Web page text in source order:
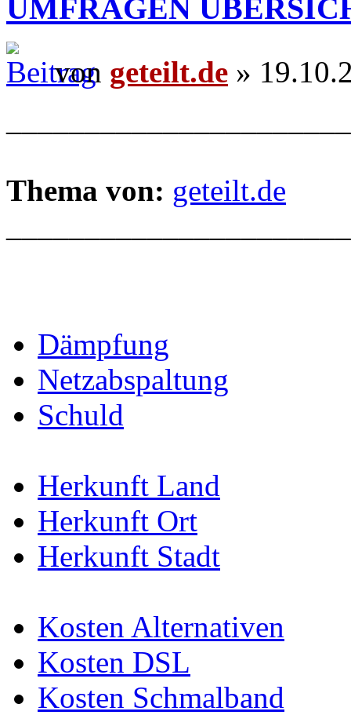
UMFRAGEN
von geteilt.de »
Thema von: geteilt.de
Dämpfung
Netzabspaltung
Schuld
Herkunft Land
Herkunft Ort
Herkunft Stadt
Kosten Alternativen
Kosten DSL
Kosten Schmalband